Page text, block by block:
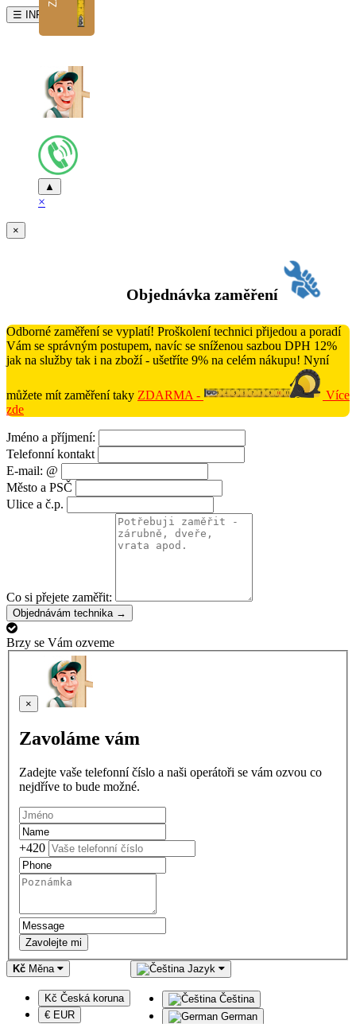
☰ INFO
▲
×
×
Objednávka zaměření
Odborné zaměření se vyplatí! Proškolení technici přijedou a poradí
Vám se správným postupem, navíc se sníženou sazbou DPH 12%
jak na služby tak i na zboží - ušetříte 9% na celém nákupu! Nyní
můžete mít zaměření taky ZDARMA -
Více
zde
Jméno a příjmení:
Telefonní kontakt
E-mail: @
Město a PSČ
Ulice a č.p.
Co si přejete zaměřit:
Objednávám technika →
Brzy se Vám ozveme
×
Zavoláme vám
Zadejte vaše telefonní číslo a naši operátoři se vám ozvou co
nejdříve to bude možné.
+420
Zavolejte mi
Kč Měna
Kč Česká koruna
€ EUR
Jazyk
Čeština
German